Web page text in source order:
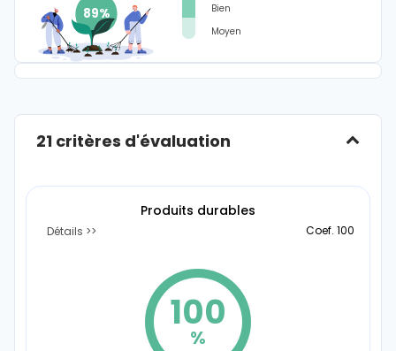
89%
Moyen
Bien
21 critères d'évaluation
Produits durables
Détails Coef. 100
100
%